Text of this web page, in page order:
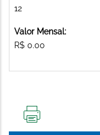
12
Valor Mensal:
R$ 0.00